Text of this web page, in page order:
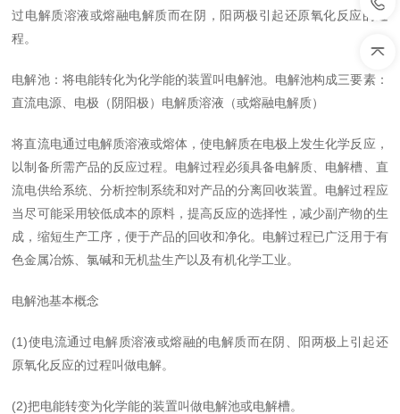
过电解质溶液或熔融电解质而在阴，阳两极引起还原氧化反应的过
程。
电解池：将电能转化为化学能的装置叫电解池。电解池构成三要素：
直流电源、电极（阴阳极）电解质溶液（或熔融电解质）
将直流电通过电解质溶液或熔体，使电解质在电极上发生化学反应，
以制备所需产品的反应过程。电解过程必须具备电解质、电解槽、直
流电供给系统、分析控制系统和对产品的分离回收装置。电解过程应
当尽可能采用较低成本的原料，提高反应的选择性，减少副产物的生
成，缩短生产工序，便于产品的回收和净化。电解过程已广泛用于有
色金属冶炼、氯碱和无机盐生产以及有机化学工业。
电解池基本概念
(1)使电流通过电解质溶液或熔融的电解质而在阴、阳两极上引起还
原氧化反应的过程叫做电解。
(2)把电能转变为化学能的装置叫做电解池或电解槽。